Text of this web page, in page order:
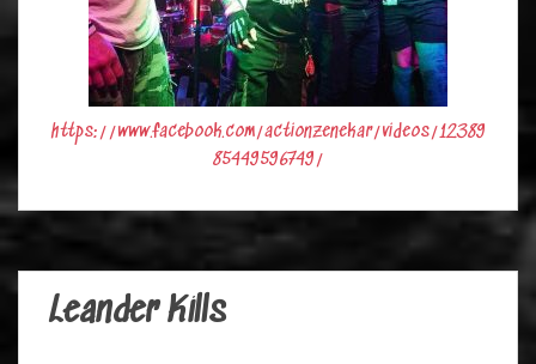
https://www.facebook.com/actionzenekar/videos/12389
85449596749/
Leander Kills